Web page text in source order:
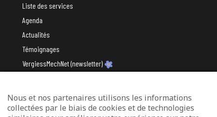
Liste des services
Agenda
Actualités
Témoignages
VergiessMechNet (newsletter)
Avec le soutien du
Nous et nos partenaires utilisons les informations
collectées par le biais de cookies et de technologies